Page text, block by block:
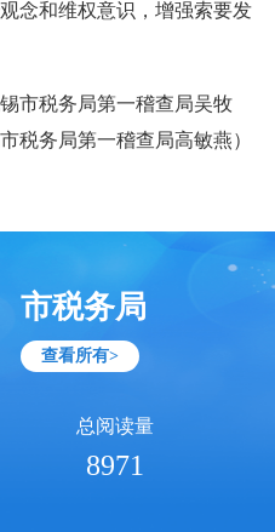
念和维权意识，增强索要发
税务局第一稽查局吴牧
税务局第一稽查局高敏燕）
市税务局
查看所有>
总阅读量
8971